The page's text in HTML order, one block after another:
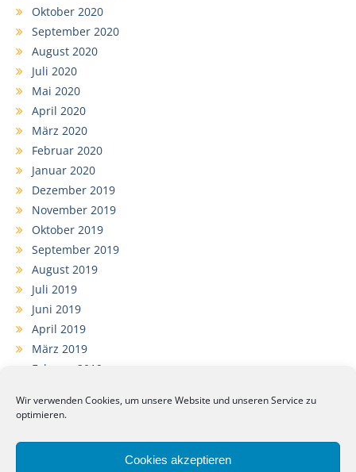
Wir verwenden Cookies, um unsere Website und unseren Service zu
optimieren.
Cookies akzeptieren
Oktober 2020
September 2020
August 2020
Juli 2020
Mai 2020
April 2020
März 2020
Februar 2020
Januar 2020
Dezember 2019
November 2019
Oktober 2019
September 2019
August 2019
Juli 2019
Juni 2019
April 2019
März 2019
Februar 2019
Dezember 2018